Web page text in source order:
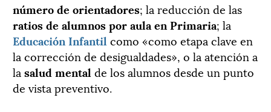
número de orientadores; la reducción de las
ratios de alumnos por aula en Primaria; la
Educación Infantil como «como etapa clave en
la corrección de desigualdades», o la atención a
la salud mental de los alumnos desde un punto
de vista preventivo.